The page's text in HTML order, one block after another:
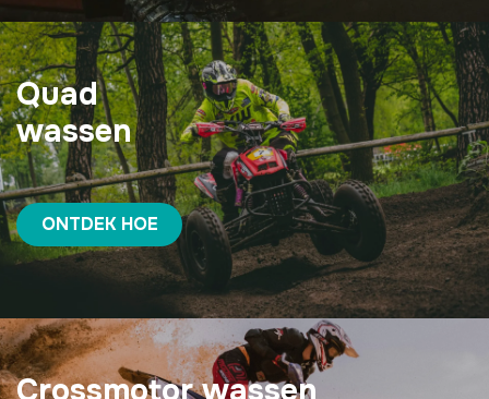
Quad
wassen
ONTDEK HOE